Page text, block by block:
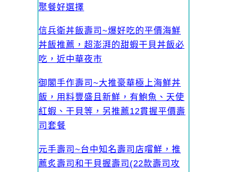
聚餐好選擇
信兵衛丼飯壽司~爆好吃的平價海鮮
丼飯推薦，超澎湃的甜蝦干貝丼飯必
吃，近中華夜市
御閣手作壽司~大推豪華極上海鮮丼
飯，用料豐盛且新鮮，有鮑魚、天使
紅蝦、干貝等，另推薦12貫握平價壽
司套餐
元手壽司~台中知名壽司店嚐鮮，推
薦炙壽司和干貝握壽司(22款壽司攻